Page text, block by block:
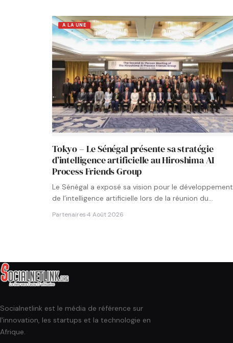
A LA UNE
Tokyo – Le Sénégal présente sa stratégie
d’intelligence artificielle au Hiroshima AI
Process Friends Group
Le Sénégal a exposé sa vision pour le développement
de l’intelligence artificielle lors de la réunion du
Partenaires·4 Août 2026
Socialnetlink est le média de référence sur
l'innovation, les startups et la technologie en
Afrique.